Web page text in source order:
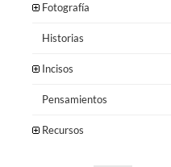
Fotografía
Historias
Incisos
Pensamientos
Recursos